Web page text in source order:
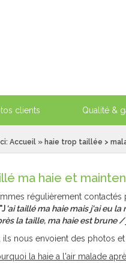
clients Qualité &
Accueil » haie trop taillée >
ma haie et
régulièrement
"J'ai taillé ma haie mais j'ai eu
la taille, ma haie est brune
ils nous envoient des photos
la haie a l'air malade